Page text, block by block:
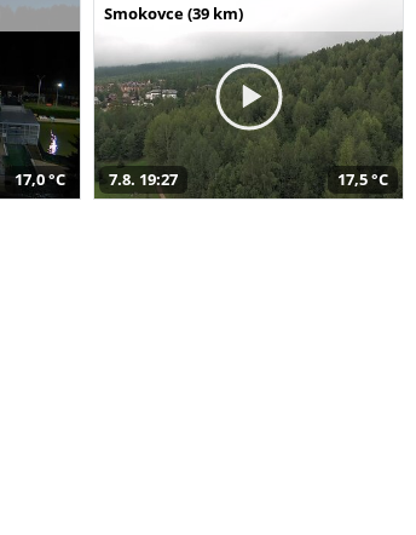
17,0 °C
Smokovce (39 km)
7.8. 19:27 17,5 °C